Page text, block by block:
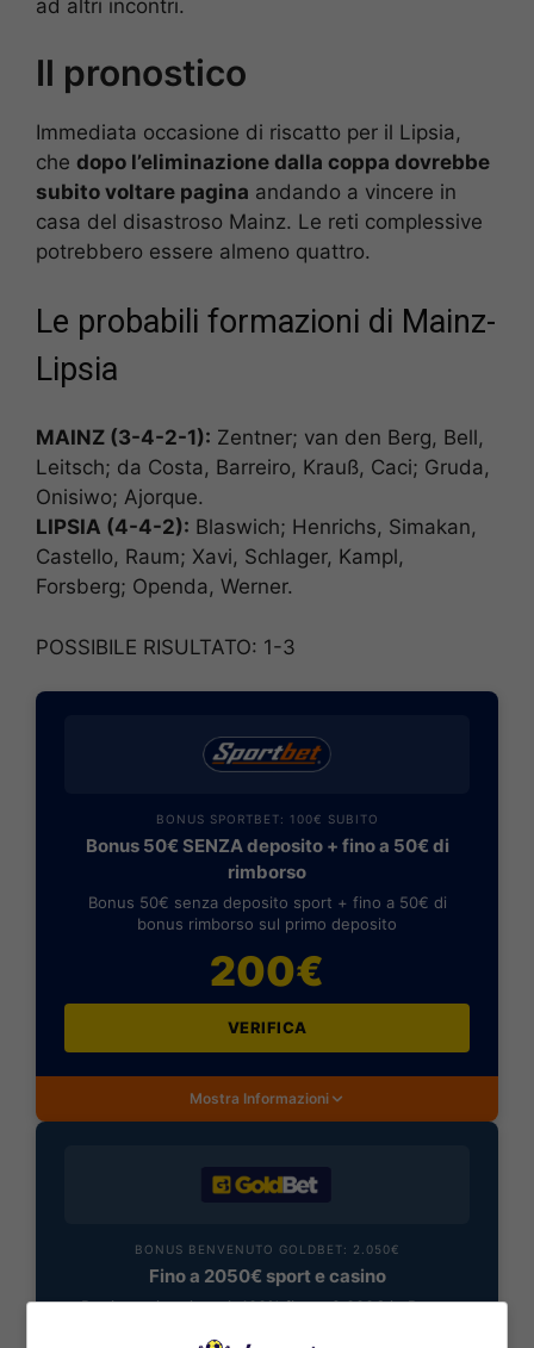
ad altri incontri.
Il pronostico
Immediata occasione di riscatto per il Lipsia,
che dopo l’eliminazione dalla coppa dovrebbe
subito voltare pagina andando a vincere in
casa del disastroso Mainz. Le reti complessive
potrebbero essere almeno quattro.
Le probabili formazioni di Mainz-
Lipsia
MAINZ (3-4-2-1): Zentner; van den Berg, Bell,
Leitsch; da Costa, Barreiro, Krauß, Caci; Gruda,
Onisiwo; Ajorque.
LIPSIA (4-4-2): Blaswich; Henrichs, Simakan,
Castello, Raum; Xavi, Schlager, Kampl,
Forsberg; Openda, Werner.
POSSIBILE RISULTATO: 1-3
BONUS SPORTBET: 100€ SUBITO
Bonus 50€ SENZA deposito + fino a 50€ di
rimborso
Bonus 50€ senza deposito sport + fino a 50€ di
bonus rimborso sul primo deposito
200€
VERIFICA
Mostra Informazioni
BONUS BENVENUTO GOLDBET: 2.050€
Fino a 2050€ sport e casino
Per i nuovi registrati: 100% fino a 2.000€ in Bonus